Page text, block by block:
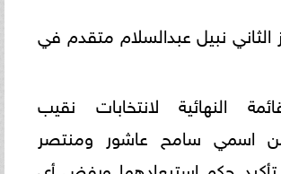
الثاني نبيل عبدالسلام متقدم في
النهائية لانتخابات نقيب
اسمي سامح عاشور ومنتصر
تأكيد حكم استبعادهما ورفض أي